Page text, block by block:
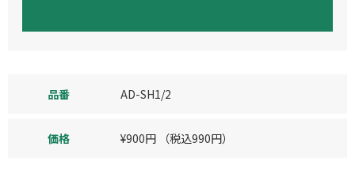
品番 AD-SH1/2
価格 ¥900円 （税込990円）